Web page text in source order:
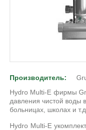
Производитель:
Hydro Multi-E фирмы
давления чистой воды
больницах, школах и т.д.
Hydro Multi-E